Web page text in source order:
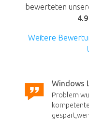
bewerteten
4.9
Weitere
Windows
Problem